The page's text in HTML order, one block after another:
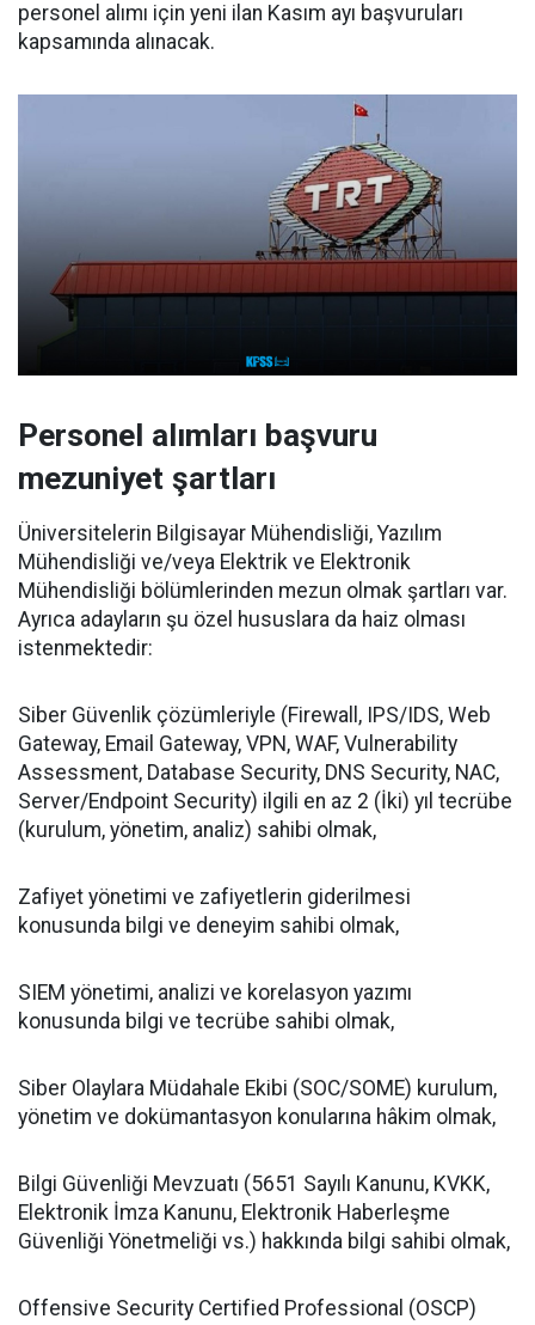
personel alımı için yeni ilan Kasım ayı başvuruları
kapsamında alınacak.
Personel alımları başvuru
mezuniyet şartları
Üniversitelerin Bilgisayar Mühendisliği, Yazılım
Mühendisliği ve/veya Elektrik ve Elektronik
Mühendisliği bölümlerinden mezun olmak şartları var.
Ayrıca adayların şu özel hususlara da haiz olması
istenmektedir:
Siber Güvenlik çözümleriyle (Firewall, IPS/IDS, Web
Gateway, Email Gateway, VPN, WAF, Vulnerability
Assessment, Database Security, DNS Security, NAC,
Server/Endpoint Security) ilgili en az 2 (İki) yıl tecrübe
(kurulum, yönetim, analiz) sahibi olmak,
Zafiyet yönetimi ve zafiyetlerin giderilmesi
konusunda bilgi ve deneyim sahibi olmak,
SIEM yönetimi, analizi ve korelasyon yazımı
konusunda bilgi ve tecrübe sahibi olmak,
Siber Olaylara Müdahale Ekibi (SOC/SOME) kurulum,
yönetim ve dokümantasyon konularına hâkim olmak,
Bilgi Güvenliği Mevzuatı (5651 Sayılı Kanunu, KVKK,
Elektronik İmza Kanunu, Elektronik Haberleşme
Güvenliği Yönetmeliği vs.) hakkında bilgi sahibi olmak,
Offensive Security Certified Professional (OSCP)